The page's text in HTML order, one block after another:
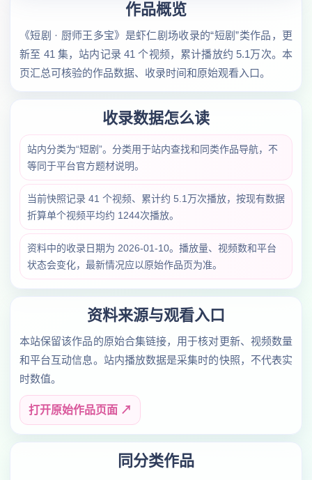
作品概览
《短剧 · 厨师王多宝》是虾仁剧场收录的“短剧”类作品，更
新至 41 集，站内记录 41 个视频，累计播放约 5.1万次。本
页汇总可核验的作品数据、收录时间和原始观看入口。
收录数据怎么读
站内分类为“短剧”。分类用于站内查找和同类作品导航，不
等同于平台官方题材说明。
当前快照记录 41 个视频、累计约 5.1万次播放，按现有数据
折算单个视频平均约 1244次播放。
资料中的收录日期为 2026-01-10。播放量、视频数和平台
状态会变化，最新情况应以原始作品页为准。
资料来源与观看入口
本站保留该作品的原始合集链接，用于核对更新、视频数量
和平台互动信息。站内播放数据是采集时的快照，不代表实
时数值。
打开原始作品页面 ↗
同分类作品